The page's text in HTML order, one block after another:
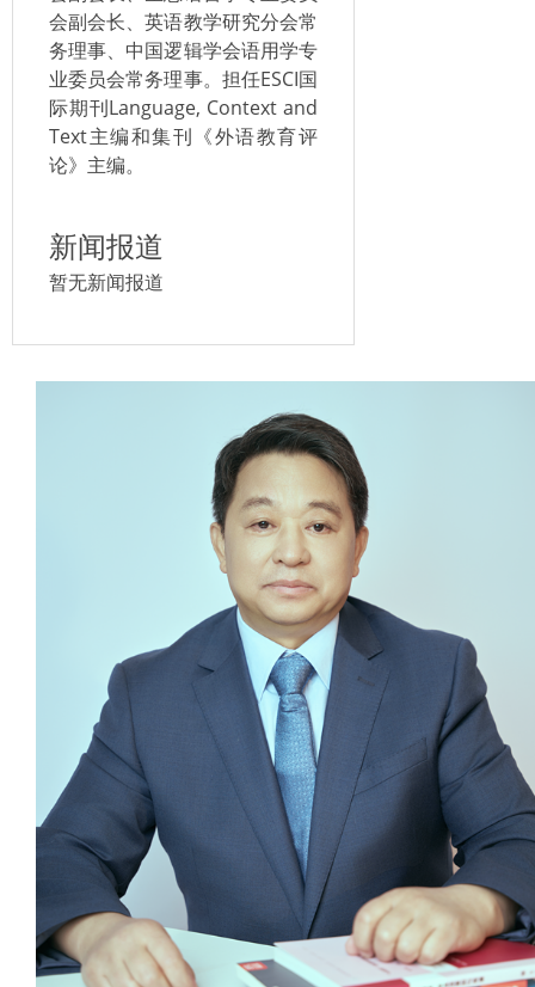
会副会长、英语教学研究分会常
务理事、中国逻辑学会语用学专
业委员会常务理事。担任ESCI国
际期刊Language, Context and
Text主编和集刊《外语教育评
论》主编。
新闻报道
暂无新闻报道